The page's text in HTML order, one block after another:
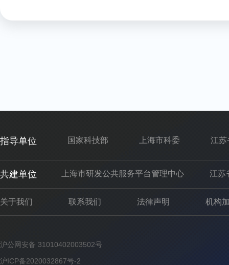
指导单位 国家科技部 上海市科委 江苏
共建单位 上海市研发公共服务平台管理中心 江苏
关于我们 联系我们 法律声明 机构
沪公网安备 31010402003502号
沪ICP备2020032867号-2